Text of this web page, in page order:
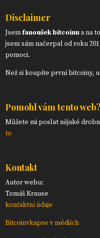
Disclaimer
Jsemfanoušek bitcoinua na
jsem sám načerpal od roku
pomoci.
Než si koupíte první bitcoiny,
Pomohl vám tento web?
Můžete mi poslat nějaké
to
Kontakt
Autor webu:
Tomáš Krause
kontaktní údaje
Bitcoinvkapse v médiích